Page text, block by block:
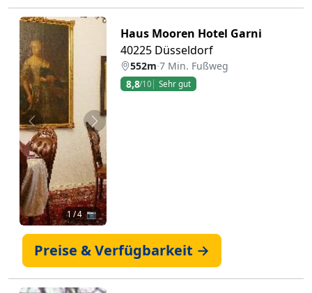
Zurück Weiter
1 / 4 📷
Haus Mooren Hotel Garni
40225 Düsseldorf
552m·7 Min. Fußweg
8,8/10 Sehr gut
Preise & Verfügbarkeit →